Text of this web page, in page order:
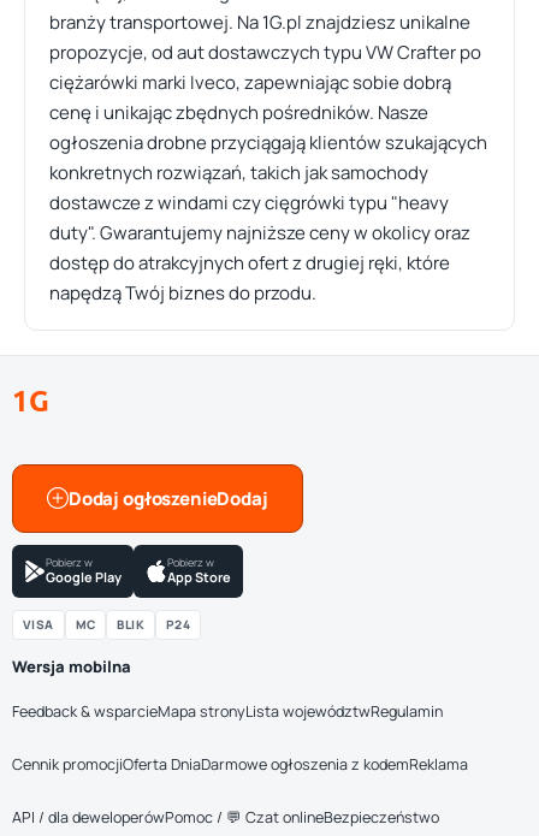
branży transportowej. Na 1G.pl znajdziesz unikalne
propozycje, od aut dostawczych typu VW Crafter po
ciężarówki marki Iveco, zapewniając sobie dobrą
cenę i unikając zbędnych pośredników. Nasze
ogłoszenia drobne przyciągają klientów szukających
konkretnych rozwiązań, takich jak samochody
dostawcze z windami czy cięgrówki typu "heavy
duty". Gwarantujemy najniższe ceny w okolicy oraz
dostęp do atrakcyjnych ofert z drugiej ręki, które
napędzą Twój biznes do przodu.
1G
Dodaj ogłoszenie
Pobierz w
Google Play
Pobierz w
App Store
VISA MC BLIK P24
Wersja mobilna
Feedback & wsparcieMapa stronyLista województwRegulamin
Cennik promocjiOferta DniaDarmowe ogłoszenia z kodemReklama
API / dla deweloperówPomoc / 💬 Czat onlineBezpieczeństwo